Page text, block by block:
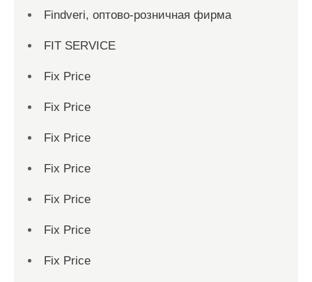
Findveri, оптово-розничная фирма
FIT SERVICE
Fix Price
Fix Price
Fix Price
Fix Price
Fix Price
Fix Price
Fix Price